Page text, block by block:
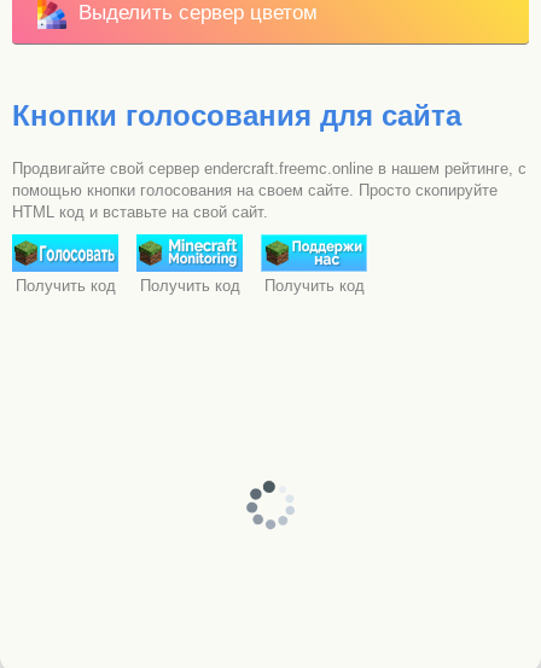
Выделить сервер цветом
Кнопки голосования для сайта
Продвигайте свой сервер endercraft.freemc.online в нашем рейтинге, с
помощью кнопки голосования на своем сайте. Просто скопируйте
HTML код и вставьте на свой сайт.
Получить код Получить код Получить код